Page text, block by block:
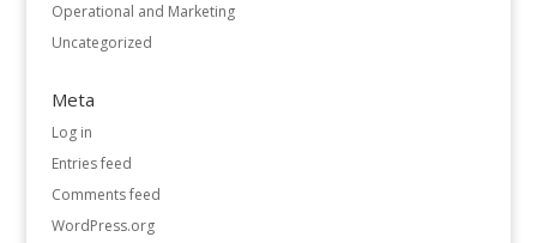
Operational and Marketing
Uncategorized
Meta
Log in
Entries feed
Comments feed
WordPress.org